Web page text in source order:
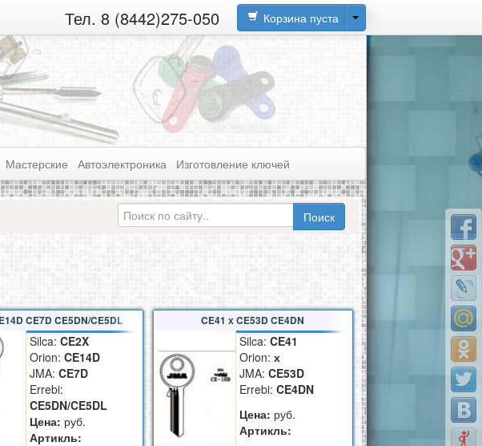
Корзина пуста
Тел. 8 (8442)275-050
Мастерские Автоэлектроника Изготовление ключей
CE7D CE5DN/CE5DL
Silca: CE2X
Orion: CE14D
JMA: CE7D
Errebi:
CE5DN/CE5DL
Цена: руб.
Артикль:
CE41 х CE53D CE4DN
Silca: CE41
Orion: х
JMA: CE53D
Errebi: CE4DN
Цена: руб.
Артикль: